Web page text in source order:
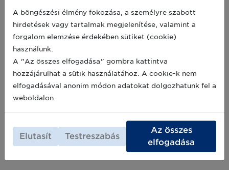
A böngészési élmény fokozása, a személyre szabott
hirdetések vagy tartalmak megjelenítése, valamint a
forgalom elemzése érdekében sütiket (cookie)
használunk.
A "Az összes elfogadása" gombra kattintva
hozzájárulhat a sütik használatához. A cookie-k nem
elfogadásával anonim módon adatokat dolgozhatunk fel a
weboldalon.
Elutasít Testreszabás
Az összes
elfogadása